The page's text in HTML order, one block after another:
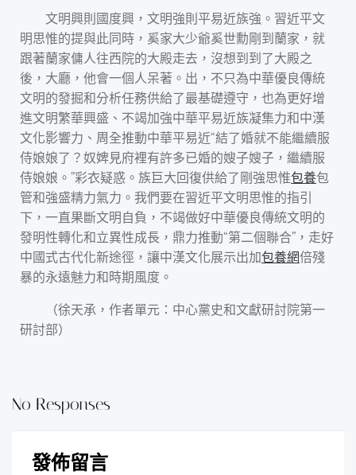
文明興則國度興，文明強則平易近族強。習近平文
明思惟的提與此同時，奚家大少爺奚世勳剛到蘭家，就
跟著蘭家傭人往西院的大殿走去，沒想到到了大殿之
後，大廳，他會一個人呆著。出，不只為中華優良傳統
文明的發掘和分析任務供給了最基礎遵守，也為更好增
進文明繁華興盛、不竭加強中華平易近族凝集力和中漢
文化影響力、周全推動中華平易近“結了婚就不能繼續服
侍娘娘了？奴婢見府裡有許多已婚的嫂子嫂子，繼續服
侍娘娘。”彩衣疑惑。族巨大回復供給了剛強思惟包養包
管和強盛精力氣力。我們要在習近平文明思惟的指引
下，一直果斷文明自負，不竭做好中華優良傳統文明的
發明性轉化和立異性成長，鼎力推動“第二個聯合”，走好
中國式古代化新途徑，讓中漢文化展示出加包養網倍殘
暴的永遠魅力和時期風度。
（徐天承， 作者單元：中心黨史和文獻研討院第一
研討部）
No Responses
發佈留言